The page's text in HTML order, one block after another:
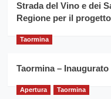
Strada del Vino e dei
Regione per il
Taormina
Taormina –
Apertura Taormina